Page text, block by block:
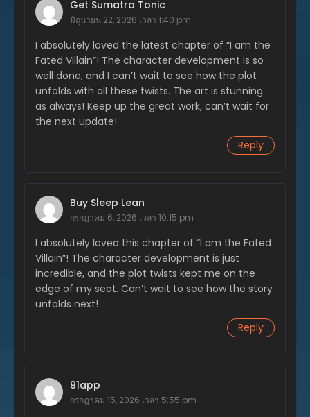
ตอนที่ 216
พฤษภาคม 28, 2025
ตอนที่ 215
ตอนที่ 214
พฤษภาคม 28, 2025
ตอนที่ 212
พฤษภาคม 24, 2025
ตอนที่ 211
พฤษภาคม 16, 2025
ตอนที่ 210
พฤษภาคม 5, 2025
ตอนที่ 208
เมษายน 20, 2025
ตอนที่ 207
Get Sumatra Tonic
มิถุนายน 22, 2026 เวลา 1:40 pm
I absolutely loved the latest chapter of “I am the
Fated Villain”! The character development is so
well done, and I can’t wait to see how the plot
unfolds with all these twists. The art is stunning
as always! Keep up the great work, can’t wait for
the next update!
Reply
Buy Sleep Lean
กรกฎาคม 6, 2026 เวลา 10:15 pm
I absolutely loved this chapter of “I am the Fated
Villain”! The character development is just
incredible, and the plot twists kept me on the
edge of my seat. Can’t wait to see how the story
unfolds next!
Reply
91app
กรกฎาคม 15, 2026 เวลา 5:55 pm